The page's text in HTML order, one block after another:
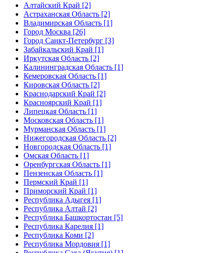
Алтайский Край [2]
Астраханская Область [2]
Владимирская Область [1]
Город Москва [26]
Город Санкт-Петербург [3]
Забайкальский Край [1]
Иркутская Область [2]
Калининградская Область [1]
Кемеровская Область [1]
Кировская Область [2]
Краснодарский Край [2]
Красноярский Край [1]
Липецкая Область [1]
Московская Область [1]
Мурманская Область [1]
Нижегородская Область [2]
Новгородская Область [1]
Омская Область [1]
Оренбургская Область [1]
Пензенская Область [1]
Пермский Край [1]
Приморский Край [1]
Республика Адыгея [1]
Республика Алтай [2]
Республика Башкортостан [5]
Республика Карелия [1]
Республика Коми [2]
Республика Мордовия [1]